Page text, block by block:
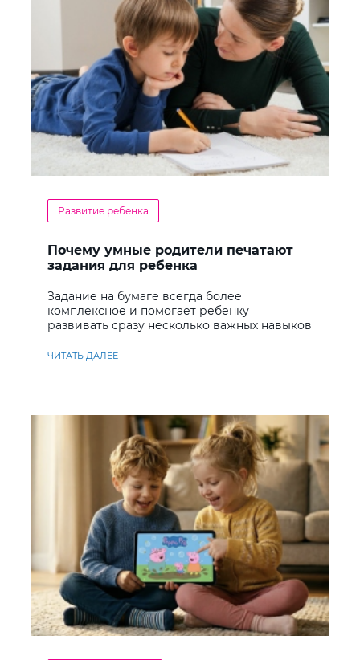
Развитие ребенка
Почему умные родители печатают
задания для ребенка
Задание на бумаге всегда более
комплексное и помогает ребенку
развивать сразу несколько важных навыков
ЧИТАТЬ ДАЛЕЕ